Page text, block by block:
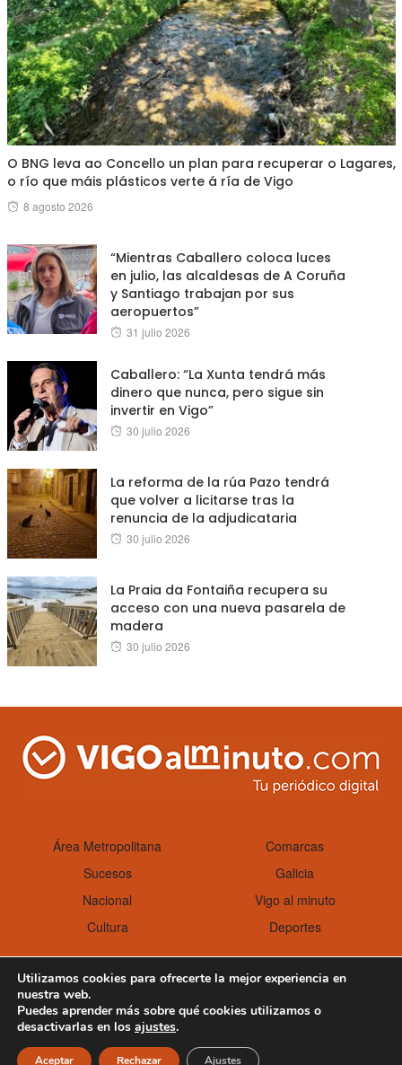
O BNG leva ao Concello un plan para recuperar o Lagares,
o río que máis plásticos verte á ría de Vigo
Posted
8 agosto 2026
“Mientras Caballero coloca luces
en julio, las alcaldesas de A Coruña
y Santiago trabajan por sus
aeropuertos”
Posted
31 julio 2026
Caballero: “La Xunta tendrá más
dinero que nunca, pero sigue sin
invertir en Vigo”
Posted
30 julio 2026
La reforma de la rúa Pazo tendrá
que volver a licitarse tras la
renuncia de la adjudicataria
Posted
30 julio 2026
La Praia da Fontaiña recupera su
acceso con una nueva pasarela de
madera
Posted
30 julio 2026
Área Metropolitana
Comarcas
Sucesos
Galicia
Nacional
Vigo al minuto
Cultura
Deportes
Aviso Legal Política de cookies
Utilizamos cookies para ofrecerte la mejor experiencia en
nuestra web.
Puedes aprender más sobre qué cookies utilizamos o
desactivarlas en los ajustes.
Aceptar Rechazar Ajustes